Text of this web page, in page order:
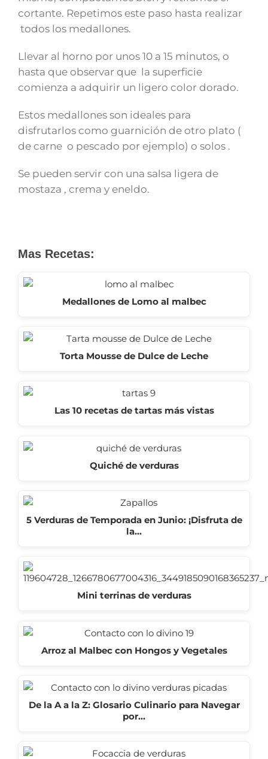
cortante. Repetimos este paso hasta realizar
todos los medallones.
Llevar al horno por unos 10 a 15 minutos, o
hasta que observar que la superficie
comienza a adquirir un ligero color dorado.
Estos medallones son ideales para
disfrutarlos como guarnición de otro plato (
de carne o pescado por ejemplo) o solos .
Se pueden servir con una salsa ligera de
mostaza , crema y eneldo.
Mas Recetas:
Medallones de Lomo al malbec
Torta Mousse de Dulce de Leche
Las 10 recetas de tartas más vistas
Quiché de verduras
5 Verduras de Temporada en Junio: ¡Disfruta de
la…
Mini terrinas de verduras
Arroz al Malbec con Hongos y Vegetales
De la A a la Z: Glosario Culinario para Navegar
por…